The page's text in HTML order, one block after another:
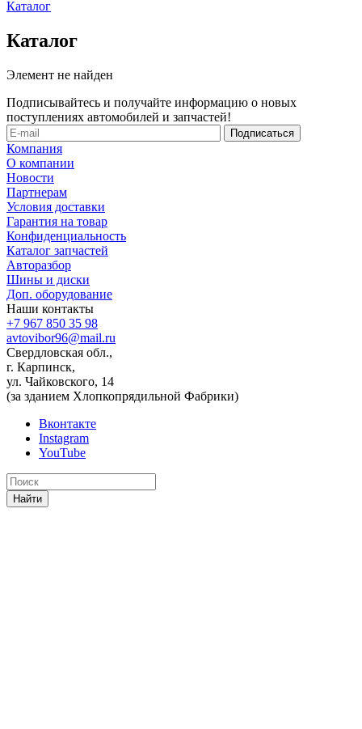
Каталог
Каталог
Элемент не найден
Подписывайтесь и получайте информацию о новых
поступлениях автомобилей и запчастей!
Компания
О компании
Новости
Партнерам
Условия доставки
Гарантия на товар
Конфиденциальность
Каталог запчастей
Авторазбор
Шины и диски
Доп. оборудование
Наши контакты
+7 967 850 35 98
avtovibor96@mail.ru
Свердловская обл.,
г. Карпинск,
ул. Чайковского, 14
(за зданием Хлопкопрядильной Фабрики)
Вконтакте
Instagram
YouTube
Найти